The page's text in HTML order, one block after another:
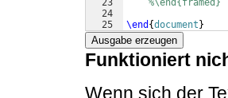
23
24
25
\end {document }
Ausgabe erzeugen
Funktioniert
Wenn sich der